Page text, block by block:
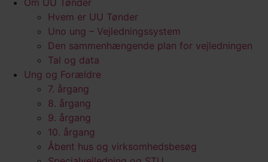
Om UU Tønder
Hvem er UU Tønder
Uno ung – Vejledningssystem
Den sammenhængende plan for vejledningen
Tal og data
Ung og Forældre
7. årgang
8. årgang
9. årgang
10. årgang
Åbent hus og virksomhedsbesøg